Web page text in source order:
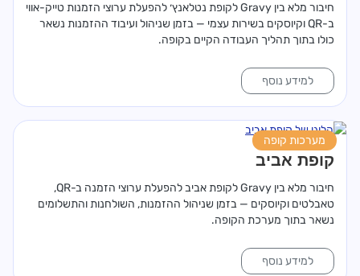
חיבור מלא בין Gravy לקופת נטלאנץ׳ להפעלת ערוצי הזמנות טייק-אווי
ב-QR וקיוסקים בשירות עצמי — בזמן שניהול ועיבוד ההזמנות נשאר
כולו בתוך תהליך העבודה הקיים בקופה.
למידע נוסף
מערכות קופה
קופת אביב
חיבור מלא בין Gravy לקופת אביב להפעלת ערוצי הזמנה ב-QR,
טאבלטים וקיוסקים — בזמן שניהול ההזמנות, השולחנות והתשלומים
נשאר בתוך מערכת הקופה.
למידע נוסף